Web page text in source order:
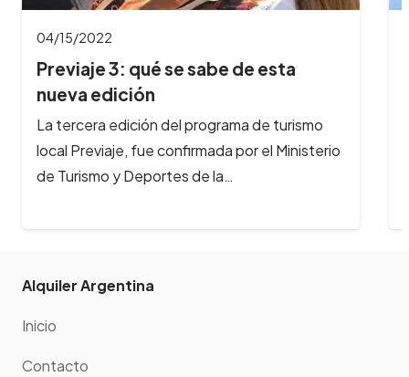
04/15/2022
Previaje 3: qué se sabe de esta
nueva edición
La tercera edición del programa de turismo
local Previaje, fue confirmada por el Ministerio
de Turismo y Deportes de la…
Alquiler Argentina
Inicio
Contacto